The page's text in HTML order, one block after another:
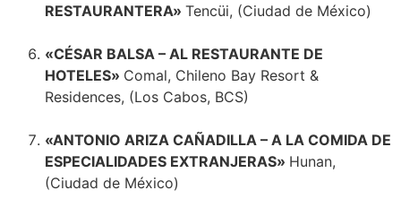
RESTAURANTERA» Tencüi, (Ciudad de México)
«CÉSAR BALSA – AL RESTAURANTE DE
HOTELES» Comal, Chileno Bay Resort &
Residences, (Los Cabos, BCS)
«ANTONIO ARIZA CAÑADILLA – A LA COMIDA DE
ESPECIALIDADES EXTRANJERAS» Hunan,
(Ciudad de México)